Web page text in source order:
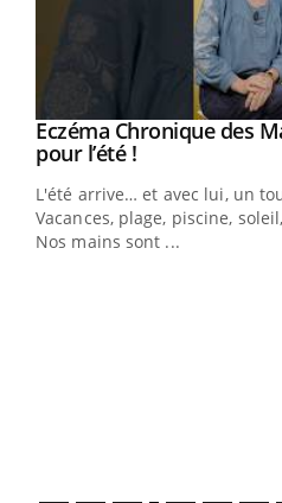
Youtube
Eczéma Chronique des
pour l’été !Youtube
L'été arrive… et avec lui, un
Vacances, plage, piscine,
Nos mains sont ...